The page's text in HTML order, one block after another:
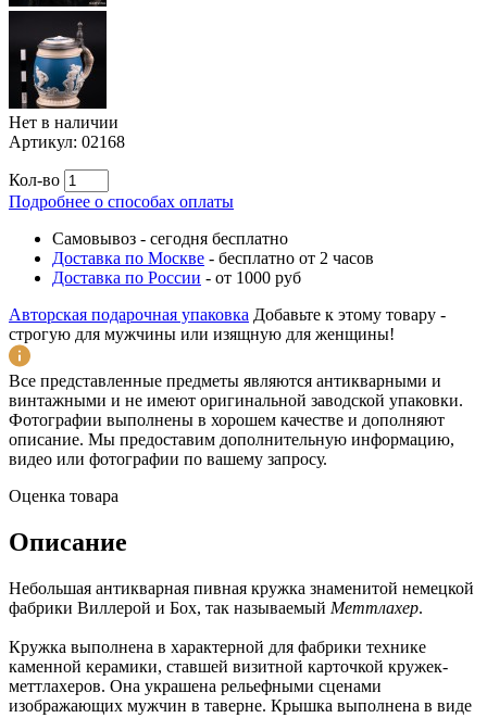
Нет в наличии
Артикул: 02168
Кол-во
Подробнее о способах оплаты
Самовывоз - сегодня бесплатно
Доставка по Москве - бесплатно от 2 часов
Доставка по России - от 1000 руб
Авторская подарочная упаковка Добавьте к этому товару -
строгую для мужчины или изящную для женщины!
Все представленные предметы являются антикварными и
винтажными и не имеют оригинальной заводской упаковки.
Фотографии выполнены в хорошем качестве и дополняют
описание. Мы предоставим дополнительную информацию,
видео или фотографии по вашему запросу.
Оценка товара
Описание
Небольшая антикварная пивная кружка знаменитой немецкой
фабрики Виллерой и Бох, так называемый Меттлахер.
Кружка выполнена в характерной для фабрики технике
каменной керамики, ставшей визитной карточкой кружек-
меттлахеров. Она украшена рельефными сценами
изображающих мужчин в таверне. Крышка выполнена в виде